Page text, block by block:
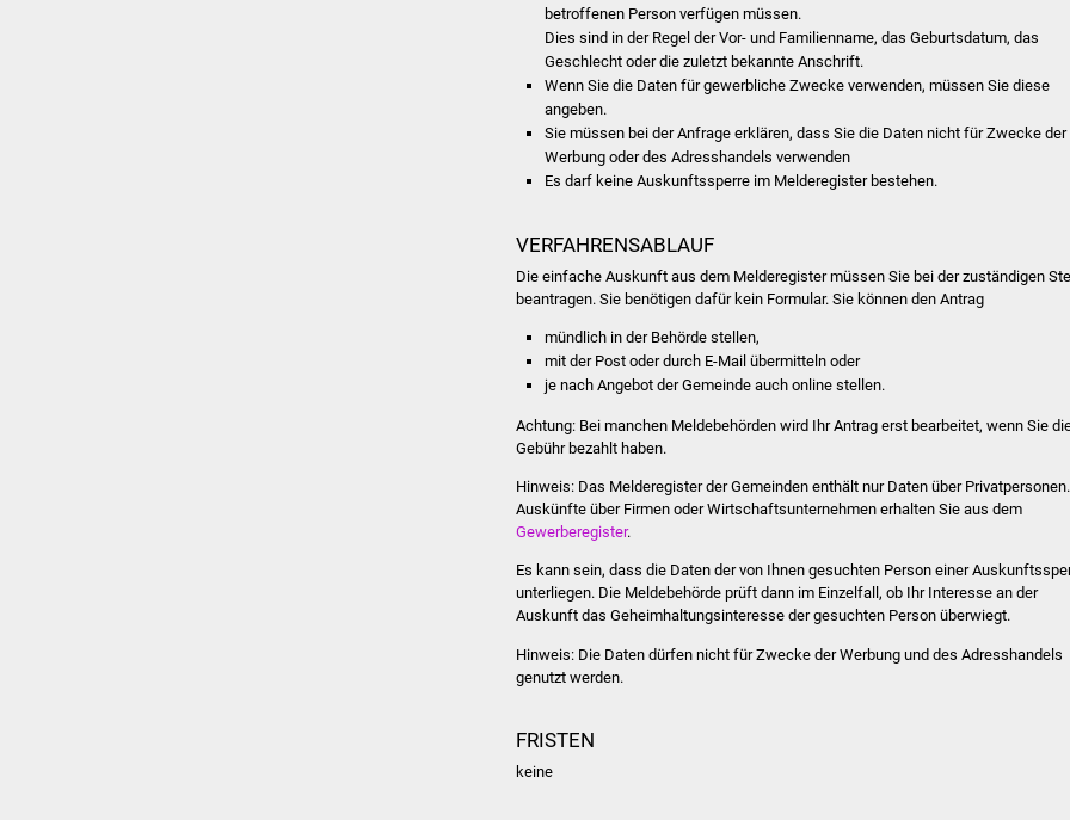
betroffenen Person verfügen müssen.
Dies sind in der Regel der Vor- und Familienname, das Geburtsdatum, das
Geschlecht oder die zuletzt bekannte Anschrift.
Wenn Sie die Daten für gewerbliche Zwecke verwenden, müssen Sie diese
angeben.
Sie müssen bei der Anfrage erklären, dass Sie die Daten nicht für Zwecke der
Werbung oder des Adresshandels verwenden
Es darf keine Auskunftssperre im Melderegister bestehen.
VERFAHRENSABLAUF
Die einfache Auskunft aus dem Melderegister müssen Sie bei der zuständigen
beantragen. Sie benötigen dafür kein Formular. Sie können den Antrag
mündlich in der Behörde stellen,
mit der Post oder durch E-Mail übermitteln oder
je nach Angebot der Gemeinde auch online stellen.
Achtung: Bei manchen Meldebehörden wird Ihr Antrag erst bearbeitet, wenn Sie
Gebühr bezahlt haben.
Hinweis: Das Melderegister der Gemeinden enthält nur Daten über Privatpersonen.
Auskünfte über Firmen oder Wirtschaftsunternehmen erhalten Sie aus dem
Gewerberegister.
Es kann sein, dass die Daten der von Ihnen gesuchten Person einer
unterliegen. Die Meldebehörde prüft dann im Einzelfall, ob Ihr Interesse an der
Auskunft das Geheimhaltungsinteresse der gesuchten Person überwiegt.
Hinweis: Die Daten dürfen nicht für Zwecke der Werbung und des Adresshandels
genutzt werden.
FRISTEN
keine